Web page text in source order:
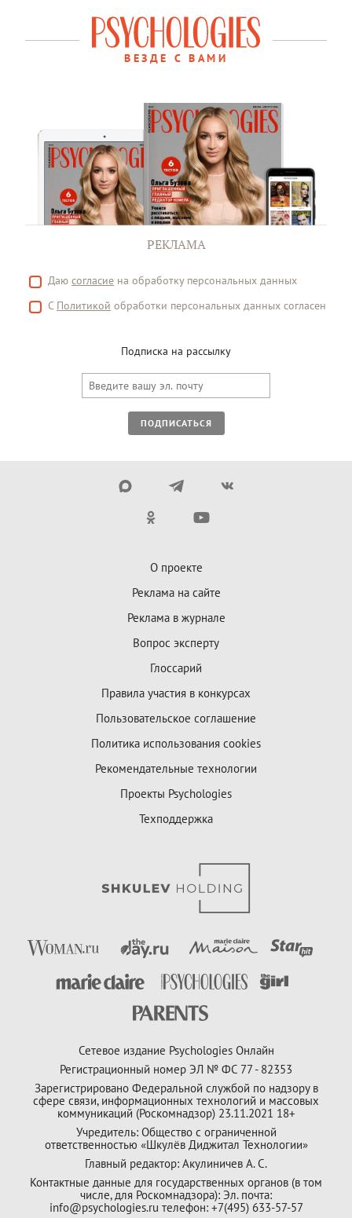
ВЕЗДЕ С ВАМИ
РЕКЛАМА
Даю согласие на обработку персональных данных
С Политикой обработки персональных данных согласен
Подписка на рассылку
ПОДПИСАТЬСЯ
О проекте
Реклама на сайте
Реклама в журнале
Вопрос эксперту
Глоссарий
Правила участия в конкурсах
Пользовательское соглашение
Политика использования cookies
Рекомендательные технологии
Проекты Psychologies
Техподдержка
Сетевое издание Psychologies Онлайн
Регистрационный номер ЭЛ № ФС 77 - 82353
Зарегистрировано Федеральной службой по надзору в
сфере связи, информационных технологий и массовых
коммуникаций (Роскомнадзор) 23.11.2021 18+
Учредитель: Общество с ограниченной
ответственностью «Шкулёв Диджитал Технологии»
Главный редактор: Акулиничев А. С.
Контактные данные для государственных органов (в том
числе, для Роскомнадзора): Эл. почта:
info@psychologies.ru телефон: +7(495) 633-57-57